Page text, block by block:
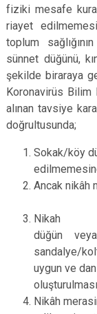
fiziki mesafe
riayet
toplum
sünnet düğünü,
şekilde biraraya
Koronavirüs Bilim
alınan tavsiye
doğrultusunda;
Sokak/köy
Ancak nikâh
düğün
sandalye/
uygun ve
Nikâh